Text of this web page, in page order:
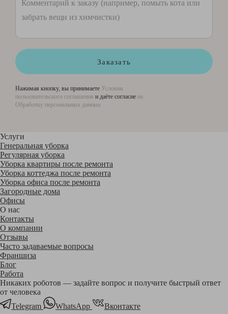
Заказать
Нажимая кнопку, вы принимаете Условия
пользовательского соглашения и даёте согласие на
Обработку персональных данных
Услуги
Генеральная уборка
Регулярная уборка
Уборка квартиры после ремонта
Уборка коттеджа после ремонта
Уборка офиса после ремонта
Загородные дома
Офисы
О нас
Контакты
О компании
Отзывы
Часто задаваемые вопросы
Франшиза
Блог
Работа
Никаких роботов — задайте вопрос и получите быстрый ответ
от человека
Telegram
WhatsApp Вконтакте